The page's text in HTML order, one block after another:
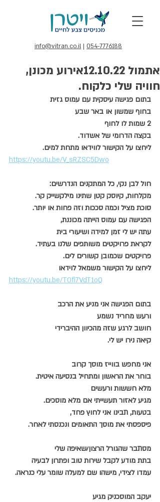
info@vitran.co.il | 054-7776188
אתמול 12.10.22אירוע מכונן,
חוויה שלי כלקוח.
בתום פגישה עיסקית עם עמוס גזית
בחוף שמשון או באר שבע
2 שמות לו לחוף
בקצה הדרומי של אשדוד.
ליחצו על הקישור לווידאו מתחת למים.
https://youtu.be/V_sRZSC5Dwo
חול לבן נקי, כל המתקנים הנדרשים:
מקלחות, קיוסק קטן שתינו מילקשייק קר.
סוכת מציל וכמה סככות וזה פחות או יותר.
הפגישה עם עמוס הייתה מכוננת,
עתה יש לי זמן למידה ושיעורי בית
לקראת פרויקטים משותפים שלנו בעתיד.
פרויקטים שכמובן קשורים לים.
ליחצו על הקישור משמאל לוידאו
https://youtu.be/T0fi7VdT1oQ
בתום הפגישה אני מניע את הרכב
ורעש מחריד נשמע
חושב לרגע שזה מהכיוון ההיברידי
קיאה נירו יש לי.
אני מחפש בווייז מוסך קרוב
בוחר את הראשון ומתחיל בנסיעה איטית.
מלא חששות ורעשים
מגיע לאזור תעשייתי אם מלא מוסכים.
בטעות, תבינו אני לחוץ פחד,
פיספסתי את מוסך התאומים ונכנסתי לאחר.
מסתבר שהגורל הרצון/שאיפה שלי
בתת מודע לקבל שירות טוב ופתרון לבעיה
עמדו לצידי, מישהו שם למעלה שומר עלי כנראה.
יעקב המוסכניק מגיע